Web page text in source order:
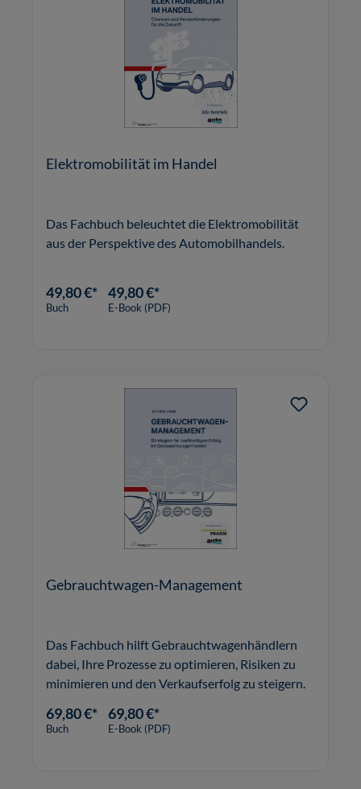
Elektromobilität im Handel
Das Fachbuch beleuchtet die Elektromobilität
aus der Perspektive des Automobilhandels.
49,80 €*
Buch
49,80 €*
E-Book (PDF)
Gebrauchtwagen-Management
Das Fachbuch hilft Gebrauchtwagenhändlern
dabei, Ihre Prozesse zu optimieren, Risiken zu
minimieren und den Verkaufserfolg zu steigern.
69,80 €*
Buch
69,80 €*
E-Book (PDF)